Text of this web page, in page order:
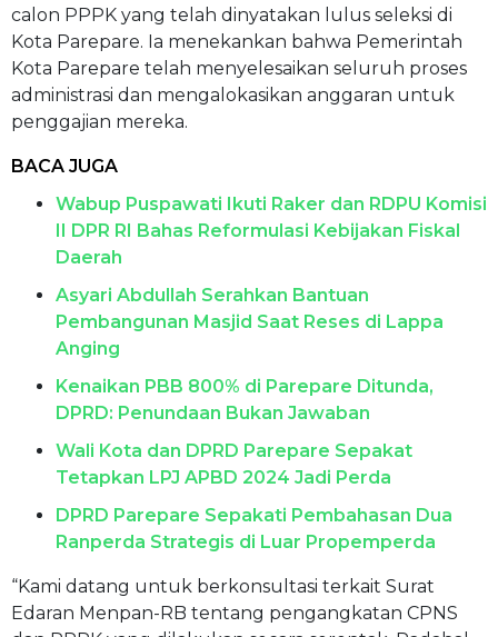
calon PPPK yang telah dinyatakan lulus seleksi di
Kota Parepare. Ia menekankan bahwa Pemerintah
Kota Parepare telah menyelesaikan seluruh proses
administrasi dan mengalokasikan anggaran untuk
penggajian mereka.
BACA JUGA
Wabup Puspawati Ikuti Raker dan RDPU Komisi
II DPR RI Bahas Reformulasi Kebijakan Fiskal
Daerah
Asyari Abdullah Serahkan Bantuan
Pembangunan Masjid Saat Reses di Lappa
Anging
Kenaikan PBB 800% di Parepare Ditunda,
DPRD: Penundaan Bukan Jawaban
Wali Kota dan DPRD Parepare Sepakat
Tetapkan LPJ APBD 2024 Jadi Perda
DPRD Parepare Sepakati Pembahasan Dua
Ranperda Strategis di Luar Propemperda
“Kami datang untuk berkonsultasi terkait Surat
Edaran Menpan-RB tentang pengangkatan CPNS